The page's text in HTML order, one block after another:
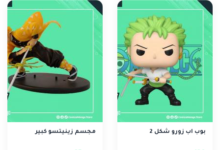
بوب اب زورو شكل 2 مجسم زينيتسو كبير